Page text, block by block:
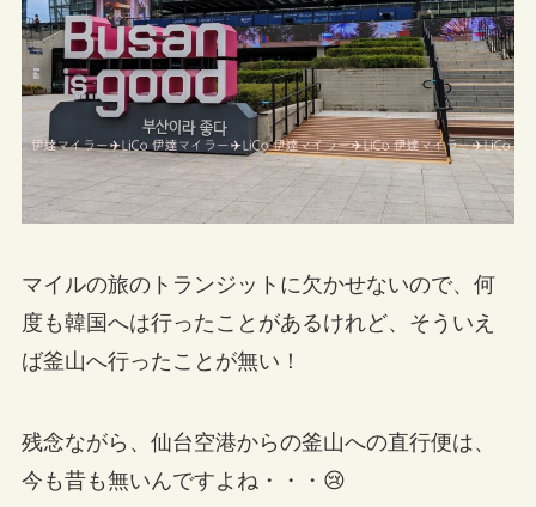
マイルの旅のトランジットに欠かせないので、何
度も韓国へは行ったことがあるけれど、そういえ
ば釜山へ行ったことが無い！
残念ながら、仙台空港からの釜山への直行便は、
今も昔も無いんですよね・・・😢